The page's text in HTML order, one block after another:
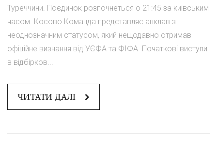
Туреччини. Поєдинок розпочнеться о 21:45 за київським
часом. Косово Команда представляє анклав з
неоднозначним статусом, який нещодавно отримав
офіційне визнання від УЄФА та ФІФА. Початкові виступи
в відбірков...
ЧИТАТИ ДАЛІ